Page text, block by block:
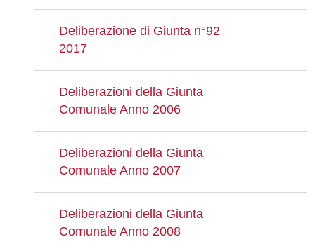
Deliberazione di Giunta n°92
2017
Deliberazioni della Giunta
Comunale Anno 2006
Deliberazioni della Giunta
Comunale Anno 2007
Deliberazioni della Giunta
Comunale Anno 2008